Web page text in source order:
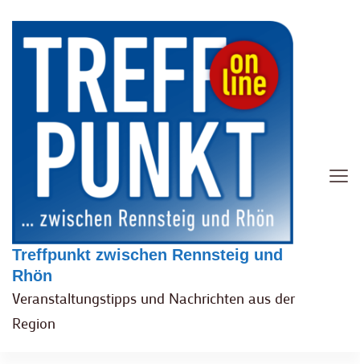
Treffpunkt zwischen Rennsteig und
Rhön
Veranstaltungstipps und Nachrichten aus der
Region